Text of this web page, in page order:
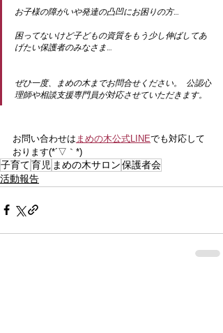
お子様の障がいや発達の凸凹にお困りの方…
困ってないけど子どもの資質をもう少し伸ばしてあ
げたい保護者のみなさま…
ぜひ一度、まめの木までお問合せください。  公認心
理師や相談支援専門員が対応させていただきます。
お問い合わせは まめの木公式LINEでも対応して
おります(*´▽｀*)
子育て育児 まめの木サロン保護者会
活動報告